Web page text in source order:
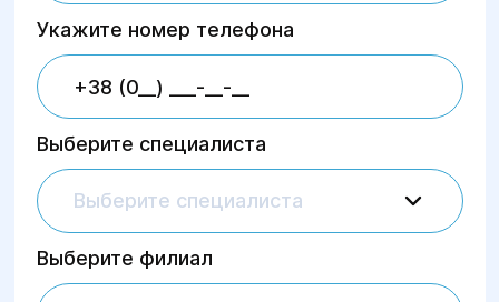
Укажите номер телефона
Выберите специалиста
Выберите специалиста
Выберите филиал